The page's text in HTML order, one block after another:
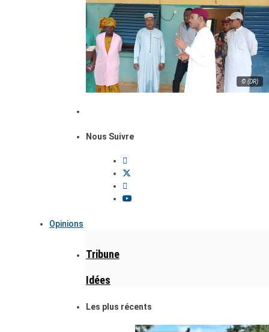
© (DR)
Nous Suivre
Opinions
Tribune
Idées
Les plus récents